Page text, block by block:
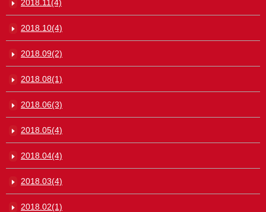
2018.11(4)
2018.10(4)
2018.09(2)
2018.08(1)
2018.06(3)
2018.05(4)
2018.04(4)
2018.03(4)
2018.02(1)